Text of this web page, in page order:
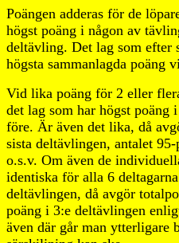
Poängen adderas för de
högst poäng i någon av
deltävling. Det lag som efter
högsta sammanlagda poäng
Vid lika poäng för 2 eller
det lag som har högst poäng
före. Är även det lika, då
sista deltävlingen, antalet
o.s.v. Om även de
identiska för alla 6
deltävlingen, då avgör
poäng i 3:e deltävlingen
även där går man ytterligare